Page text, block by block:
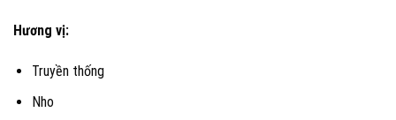
Hương vị:
Truyền thống
Nho